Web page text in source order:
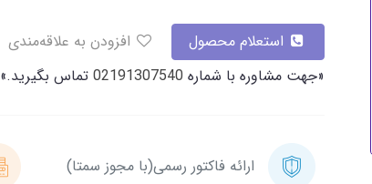
«جهت مشاوره با شماره 02191307540 تماس بگیرید.»
ارائه فاکتور رسمی(با مجوز سمتا)